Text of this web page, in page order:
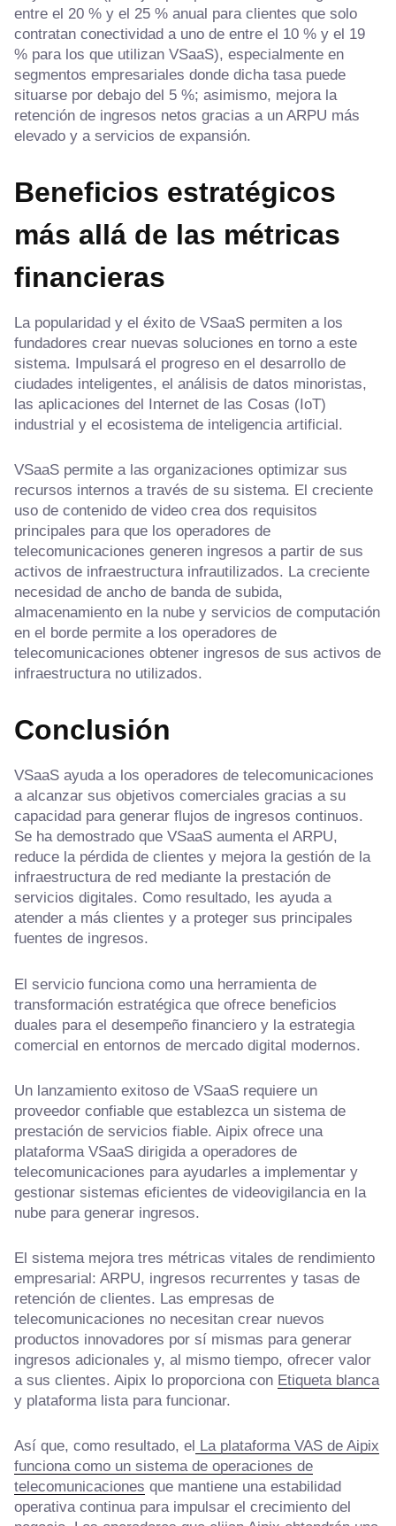
entre el 20 % y el 25 % anual para clientes que solo
contratan conectividad a uno de entre el 10 % y el 19
% para los que utilizan VSaaS), especialmente en
segmentos empresariales donde dicha tasa puede
situarse por debajo del 5 %; asimismo, mejora la
retención de ingresos netos gracias a un ARPU más
elevado y a servicios de expansión.
Beneficios estratégicos
más allá de las métricas
financieras
La popularidad y el éxito de VSaaS permiten a los
fundadores crear nuevas soluciones en torno a este
sistema. Impulsará el progreso en el desarrollo de
ciudades inteligentes, el análisis de datos minoristas,
las aplicaciones del Internet de las Cosas (IoT)
industrial y el ecosistema de inteligencia artificial.
VSaaS permite a las organizaciones optimizar sus
recursos internos a través de su sistema. El creciente
uso de contenido de video crea dos requisitos
principales para que los operadores de
telecomunicaciones generen ingresos a partir de sus
activos de infraestructura infrautilizados. La creciente
necesidad de ancho de banda de subida,
almacenamiento en la nube y servicios de computación
en el borde permite a los operadores de
telecomunicaciones obtener ingresos de sus activos de
infraestructura no utilizados.
Conclusión
VSaaS ayuda a los operadores de telecomunicaciones
a alcanzar sus objetivos comerciales gracias a su
capacidad para generar flujos de ingresos continuos.
Se ha demostrado que VSaaS aumenta el ARPU,
reduce la pérdida de clientes y mejora la gestión de la
infraestructura de red mediante la prestación de
servicios digitales. Como resultado, les ayuda a
atender a más clientes y a proteger sus principales
fuentes de ingresos.
El servicio funciona como una herramienta de
transformación estratégica que ofrece beneficios
duales para el desempeño financiero y la estrategia
comercial en entornos de mercado digital modernos.
Un lanzamiento exitoso de VSaaS requiere un
proveedor confiable que establezca un sistema de
prestación de servicios fiable. Aipix ofrece una
plataforma VSaaS dirigida a operadores de
telecomunicaciones para ayudarles a implementar y
gestionar sistemas eficientes de videovigilancia en la
nube para generar ingresos.
El sistema mejora tres métricas vitales de rendimiento
empresarial: ARPU, ingresos recurrentes y tasas de
retención de clientes. Las empresas de
telecomunicaciones no necesitan crear nuevos
productos innovadores por sí mismas para generar
ingresos adicionales y, al mismo tiempo, ofrecer valor
a sus clientes. Aipix lo proporciona con Etiqueta blanca
y plataforma lista para funcionar.
Así que, como resultado, el La plataforma VAS de Aipix
funciona como un sistema de operaciones de
telecomunicaciones que mantiene una estabilidad
operativa continua para impulsar el crecimiento del